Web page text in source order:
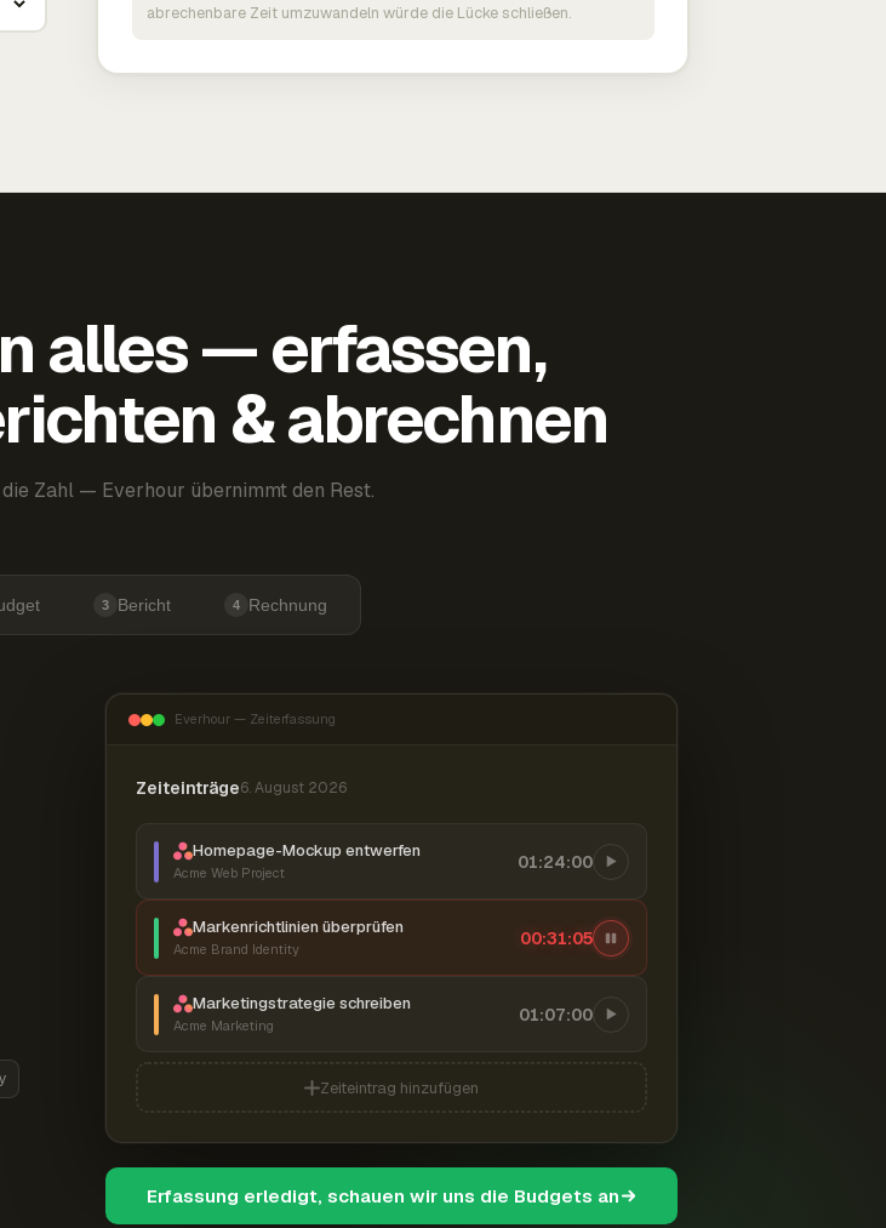
abrechenbare Zeit umzuwandeln würde die Lücke schließen.
alles — erfassen,
& abrechnen
Zahl — Everhour übernimmt den Rest.
3 Bericht 4 Rechnung
Everhour — Zeiterfassung
Zeiteinträge6. August 2026
Homepage-Mockup entwerfen
Acme Web Project
01:24:00
Markenrichtlinien überprüfen
Acme Brand Identity
00:31:06
Marketingstrategie schreiben
Acme Marketing
01:07:00
Zeiteintrag hinzufügen
Erfassung erledigt, schauen wir uns die Budgets an